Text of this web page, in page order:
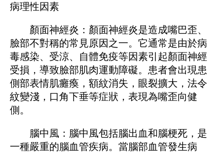
病理性因素
顏面神經炎：顏面神經炎是造成嘴巴歪、
臉部不對稱的常見原因之一。它通常是由於病
毒感染、受涼、自體免疫等因素引起顏面神經
受損，導致臉部肌肉運動障礙。患者會出現患
側部表情肌癱瘓，額紋消失，眼裂擴大，法令
紋變淺，口角下垂等症狀，表現為嘴歪向健
側。
腦中風：腦中風包括腦出血和腦梗死，是
一種嚴重的腦血管疾病。當腦部血管發生病